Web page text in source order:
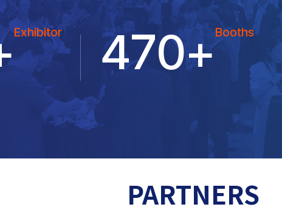
Exhibitor 470+Booths
PARTNERS